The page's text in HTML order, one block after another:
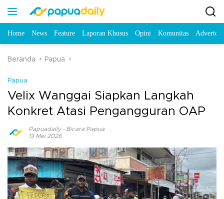
Home News Feature Laporan Khusus Opini Komunitas
Beranda Papua
Papua
Velix Wanggai Siapkan Langkah
Konkret Atasi Pengangguran OAP
Papuadaily- Bicara Papua
13 Mei 2026